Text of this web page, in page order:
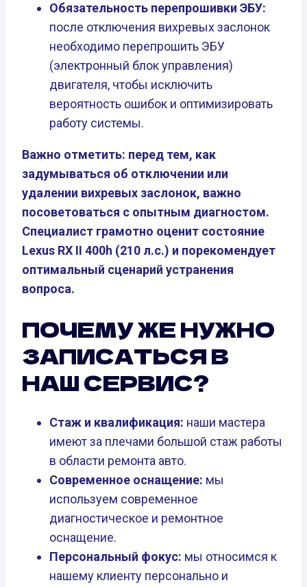
Обязательность перепрошивки ЭБУ:
после отключения вихревых заслонок
необходимо перепрошить ЭБУ
(электронный блок управления)
двигателя, чтобы исключить
вероятность ошибок и оптимизировать
работу системы.
Важно отметить: перед тем, как
задумываться об отключении или
удалении вихревых заслонок, важно
посоветоваться с опытным диагностом.
Специалист грамотно оценит состояние
Lexus RX II 400h (210 л.с.) и порекомендует
оптимальный сценарий устранения
вопроса.
ПОЧЕМУ ЖЕ НУЖНО
ЗАПИСАТЬСЯ В
НАШ СЕРВИС?
Стаж и квалификация: наши мастера
имеют за плечами большой стаж работы
в области ремонта авто.
Современное оснащение: мы
используем современное
диагностическое и ремонтное
оснащение.
Персональный фокус: мы относимся к
нашему клиенту персонально и